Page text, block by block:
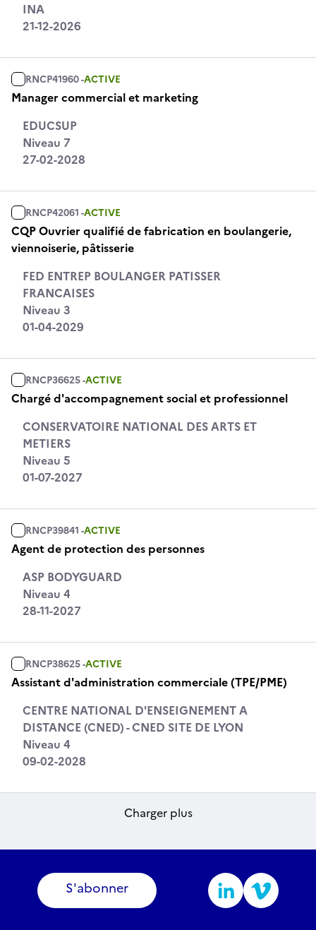
INA
21-12-2026
RNCP41960 -ACTIVE
Manager commercial et marketing
EDUCSUP
Niveau 7
27-02-2028
RNCP42061 -ACTIVE
CQP Ouvrier qualifié de fabrication en boulangerie,
viennoiserie, pâtisserie
FED ENTREP BOULANGER PATISSER
FRANCAISES
Niveau 3
01-04-2029
RNCP36625 -ACTIVE
Chargé d'accompagnement social et professionnel
CONSERVATOIRE NATIONAL DES ARTS ET
METIERS
Niveau 5
01-07-2027
RNCP39841 -ACTIVE
Agent de protection des personnes
ASP BODYGUARD
Niveau 4
28-11-2027
RNCP38625 -ACTIVE
Assistant d'administration commerciale (TPE/PME)
CENTRE NATIONAL D'ENSEIGNEMENT A
DISTANCE (CNED) - CNED SITE DE LYON
Niveau 4
09-02-2028
Charger plus
S'abonner